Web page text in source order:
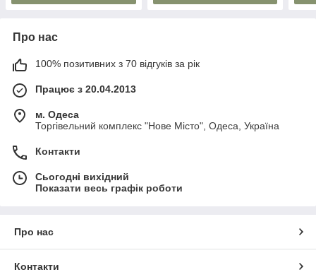
Про нас
100% позитивних з 70 відгуків за рік
Працює з 20.04.2013
м. Одеса
Торгівельний комплекс "Нове Місто", Одеса, Україна
Контакти
Сьогодні вихідний
Показати весь графік роботи
Про нас
Контакти